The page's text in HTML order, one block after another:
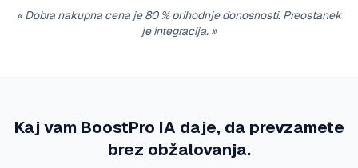
«Dobra nakupna cena je 80 % prihodnje donosnosti. Preostanek
je integracija.»
Kaj vam BoostPro IA daje, da prevzamete
brez obžalovanja.